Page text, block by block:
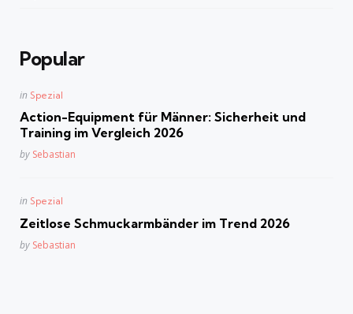
Popular
Posted
in Spezial
Action-Equipment für Männer: Sicherheit und
Training im Vergleich 2026
Posted
by Sebastian
Posted
in Spezial
Zeitlose Schmuckarmbänder im Trend 2026
Posted
by Sebastian